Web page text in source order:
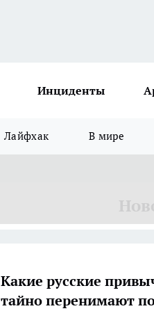
Инциденты
Лайфхак В мире
Какие русские
тайно перенимают